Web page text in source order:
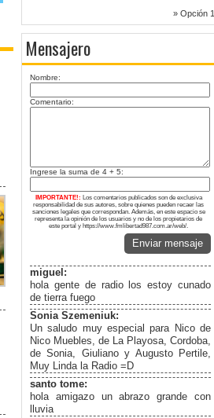
» Opción 1
Mensajero
Nombre:
Comentario:
Ingrese la suma de 4 + 5:
IMPORTANTE!: Los comentarios publicados son de exclusiva
responsabilidad de sus autores, sobre quienes pueden recaer las
sanciones legales que correspondan. Además, en este espacio se
representa la opinión de los usuarios y no de los propietarios de
este portal y https://www.fmlibertad987.com.ar/web/.
Enviar mensaje
miguel:
hola gente de radio los estoy cunado
de tierra fuego
Sonia Szemeniuk:
Un saludo muy especial para Nico de
Nico Muebles, de La Playosa, Cordoba,
de Sonia, Giuliano y Augusto Pertile,
Muy Linda la Radio =D
santo tome:
hola amigazo un abrazo grande con
lluvia